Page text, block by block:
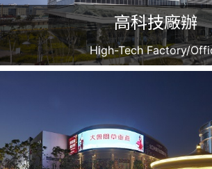
高科技廠辦
High-Tech Factory/